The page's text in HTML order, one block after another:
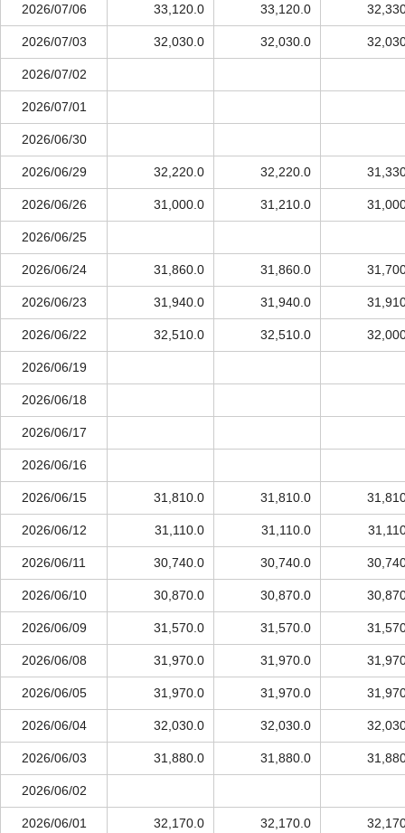
2026/07/06 33,120.0 33,120.0
2026/07/03 32,030.0 32,030.0
2026/07/02
2026/07/01
2026/06/30
2026/06/29 32,220.0 32,220.0
2026/06/26 31,000.0 31,210.0
2026/06/25
2026/06/24 31,860.0 31,860.0
2026/06/23 31,940.0 31,940.0
2026/06/22 32,510.0 32,510.0
2026/06/19
2026/06/18
2026/06/17
2026/06/16
2026/06/15 31,810.0 31,810.0
2026/06/12 31,110.0 31,110.0
2026/06/11 30,740.0 30,740.0
2026/06/10 30,870.0 30,870.0
2026/06/09 31,570.0 31,570.0
2026/06/08 31,970.0 31,970.0
2026/06/05 31,970.0 31,970.0
2026/06/04 32,030.0 32,030.0
2026/06/03 31,880.0 31,880.0
2026/06/02
2026/06/01 32,170.0 32,170.0